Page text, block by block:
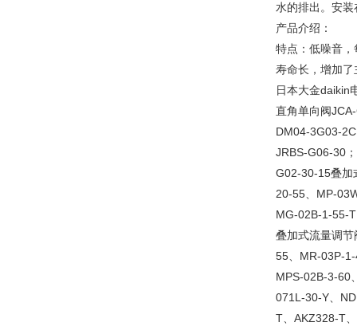
水的排出。安
产品介绍：
特点：低噪音
寿命长，增加
日本大金daikin
直角单向阀
DM04-3G03-
JRBS-G06-30
G02-30-15叠加
20-55、MP-
MG-02B-1-55-
叠加式流量调
55、MR-03P-
MPS-02B-3-60
071L-30-Y、
T、AKZ328-T